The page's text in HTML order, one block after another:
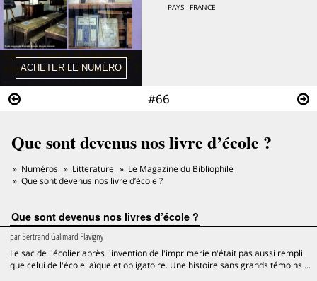
#66
PAYS
FRANCE
Que sont devenus nos livre d’école ?
Numéros Litterature
Le Magazine du Bibliophile
Que sont devenus nos livre d’école ?
Que sont devenus nos livres d’école ?
parBertrand Galimard Flavigny
Le sac de l'écolier après l'invention de l'imprimerie n'était pas aussi rempli
que celui de l'école laïque et obligatoire. Une histoire sans grands témoins ...